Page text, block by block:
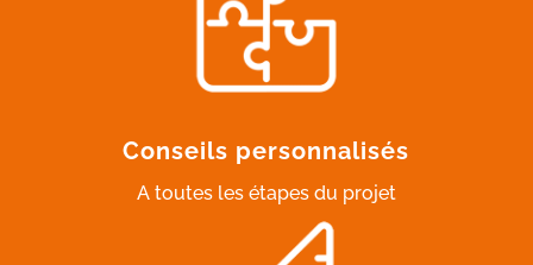
Conseils personnalisés
A toutes les étapes du projet